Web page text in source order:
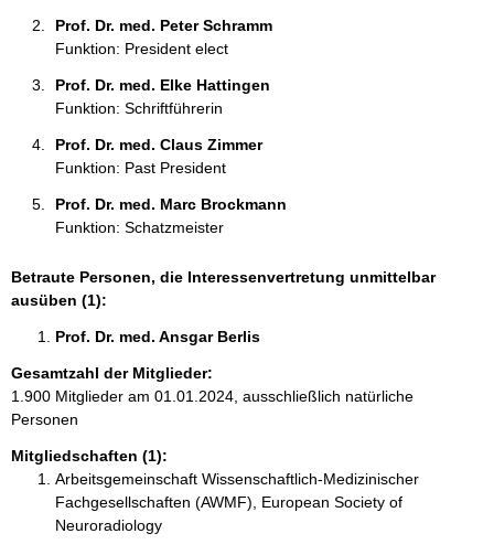
Prof. Dr. med. Peter Schramm
Funktion: President elect
Prof. Dr. med. Elke Hattingen
Funktion: Schriftführerin
Prof. Dr. med. Claus Zimmer
Funktion: Past President
Prof. Dr. med. Marc Brockmann
Funktion: Schatzmeister
Betraute Personen, die Interessenvertretung unmittelbar
ausüben (1):
Prof. Dr. med. Ansgar Berlis
Gesamtzahl der Mitglieder:
1.900 Mitglieder am 01.01.2024, ausschließlich natürliche
Personen
Mitgliedschaften (1):
Arbeitsgemeinschaft Wissenschaftlich-Medizinischer
Fachgesellschaften (AWMF), European Society of
Neuroradiology